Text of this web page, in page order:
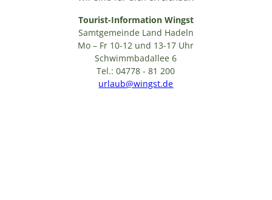
Tourist-Information Wingst
Samtgemeinde Land Hadeln
Mo – Fr 10-12 und 13-17 Uhr
Schwimmbadallee 6
Tel.: 04778 - 81 200
urlaub@wingst.de